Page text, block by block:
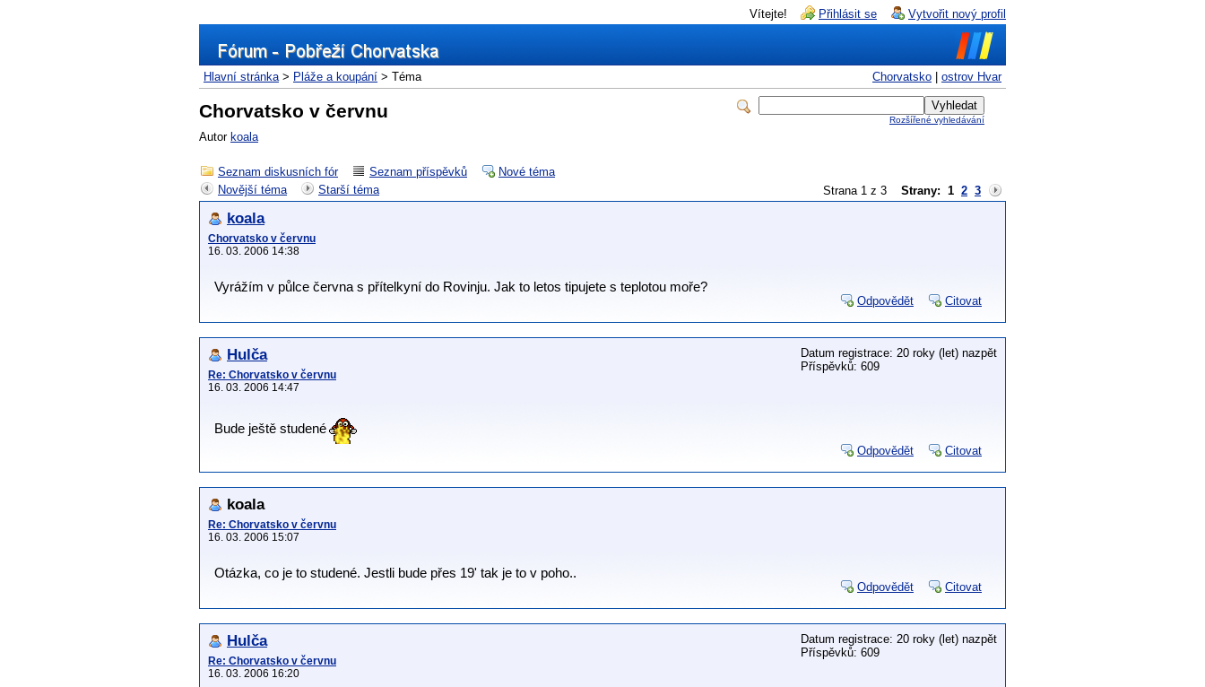
Vítejte! Přihlásit se Vytvořit nový profil
Chorvatsko ostrov Hvar
Hlavní stránka> Pláže a koupání > Téma
Rozšířené vyhledávání
Chorvatsko v červnu
Autor koala
Seznam diskusních fór Seznam příspěvků
Nové téma
Strana 1 z 3 Strany: 1 2 3
Novější téma Starší téma
koala
Chorvatsko v červnu
16. 03. 2006 14:38
Vyrážím v půlce června s přítelkyní do Rovinju. Jak to letos tipujete s teplotou moře?
Odpovědět Citovat
Hulča
Re: Chorvatsko v červnu
16. 03. 2006 14:47
Datum registrace: 20 roky (let) nazpět
Příspěvků: 609
Bude ještě studené
Odpovědět Citovat
koala
Re: Chorvatsko v červnu
16. 03. 2006 15:07
Otázka, co je to studené. Jestli bude přes 19' tak je to v poho..
Odpovědět Citovat
Hulča
Re: Chorvatsko v červnu
16. 03. 2006 16:20
Datum registrace: 20 roky (let) nazpět
Příspěvků: 609